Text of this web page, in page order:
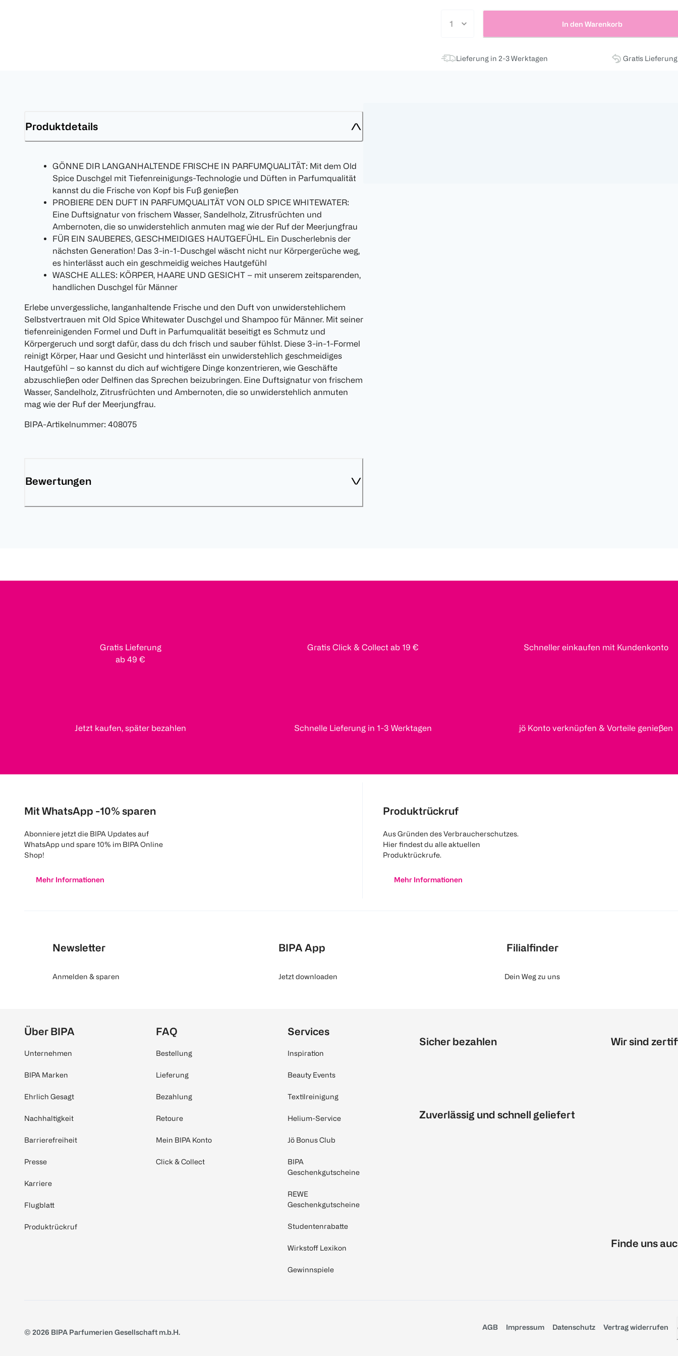
In den Warenkorb
Lieferung in 2-3 Werktagen Gratis
Produktdetails
GÖNNE DIR LANGANHALTENDE FRISCHE IN PARFUMQUALITÄT: Mit dem Old
Spice Duschgel mit Tiefenreinigungs-Technologie und Düften in Parfumqualität
kannst du die Frische von Kopf bis Fuß genießen
PROBIERE DEN DUFT IN PARFUMQUALITÄT VON OLD SPICE WHITEWATER:
Eine Duftsignatur von frischem Wasser, Sandelholz, Zitrusfrüchten und
Ambernoten, die so unwiderstehlich anmuten mag wie der Ruf der Meerjungfrau
FÜR EIN SAUBERES, GESCHMEIDIGES HAUTGEFÜHL. Ein Duscherlebnis der
nächsten Generation! Das 3-in-1-Duschgel wäscht nicht nur Körpergerüche weg,
es hinterlässt auch ein geschmeidig weiches Hautgefühl
WASCHE ALLES: KÖRPER, HAARE UND GESICHT – mit unserem zeitsparenden,
handlichen Duschgel für Männer
Erlebe unvergessliche, langanhaltende Frische und den Duft von unwiderstehlichem
Selbstvertrauen mit Old Spice Whitewater Duschgel und Shampoo für Männer. Mit seiner
tiefenreinigenden Formel und Duft in Parfumqualität beseitigt es Schmutz und
Körpergeruch und sorgt dafür, dass du dch frisch und sauber fühlst. Diese 3-in-1-Formel
reinigt Körper, Haar und Gesicht und hinterlässt ein unwiderstehlich geschmeidiges
Hautgefühl – so kannst du dich auf wichtigere Dinge konzentrieren, wie Geschäfte
abzuschließen oder Delfinen das Sprechen beizubringen. Eine Duftsignatur von frischem
Wasser, Sandelholz, Zitrusfrüchten und Ambernoten, die so unwiderstehlich anmuten
mag wie der Ruf der Meerjungfrau.
BIPA-Artikelnummer: 408075
Bewertungen
Gratis Lieferung
ab 49 €
Gratis Click & Collect ab 19 € Schneller einkaufen mit Kundenkonto
Jetzt kaufen, später bezahlen Schnelle Lieferung in 1-3 Werktagen jö Konto verknüpfen & Vorteile genießen
Mit WhatsApp -10% sparen
Abonniere jetzt die BIPA Updates auf
WhatsApp und spare 10% im BIPA Online
Shop!
Mehr Informationen
Produktrückruf
Aus Gründen des Verbraucherschutzes.
Hier findest du alle aktuellen
Produktrückrufe.
Mehr Informationen
Newsletter
Anmelden & sparen
BIPA App
Jetzt downloaden
Filialfinder
Dein Weg zu uns
Über BIPA
Unternehmen
BIPA Marken
Ehrlich Gesagt
Nachhaltigkeit
Barrierefreiheit
Presse
Karriere
Flugblatt
Produktrückruf
FAQ
Bestellung
Lieferung
Bezahlung
Retoure
Mein BIPA Konto
Click & Collect
Services
Inspiration
Beauty Events
Textilreinigung
Helium-Service
Jö Bonus Club
BIPA
Geschenkgutscheine
REWE
Geschenkgutscheine
Studentenrabatte
Wirkstoff Lexikon
Gewinnspiele
Sicher bezahlen
Zuverlässig und schnell geliefert
Wir sind
Finde uns
© 2026 BIPA Parfumerien Gesellschaft m.b.H.
AGB Impressum Datenschutz Vertrag widerrufen